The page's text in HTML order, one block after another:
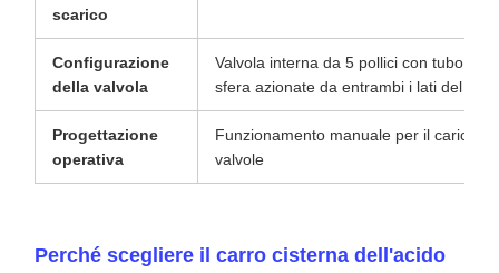
scarico
Configurazione
della valvola
Valvola interna da 5 pollici con tubo a
sfera azionate da entrambi i lati del
Progettazione
operativa
Funzionamento manuale per il carico,
valvole
Perché scegliere il carro cisterna dell'acido